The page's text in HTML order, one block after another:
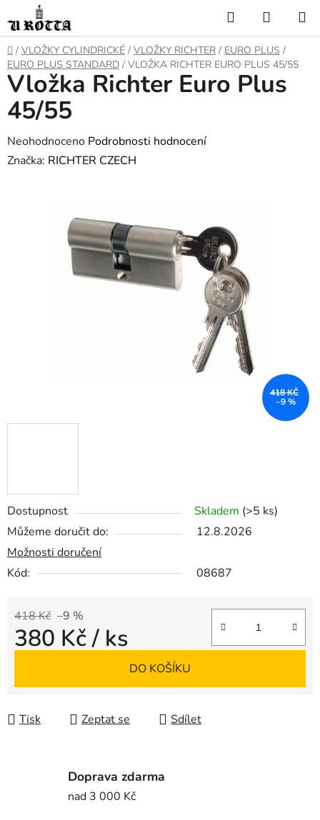
na
obsah
Hledat
KOŠÍK
DOMŮ
/ VLOŽKY CYLINDRICKÉ / VLOŽKY RICHTER / EURO PLUS /
EURO PLUS STANDARD / VLOŽKA RICHTER EURO PLUS 45/55
Dostupnost Skladem (>5 ks)
Můžeme doručit do:
12.8.2026
Možnosti doručení
Kód:
08687
418 Kč –9 %
380 Kč/ ks
DO KOŠÍKU
Tisk Zeptat se Sdílet
Vložka Richter Euro Plus
45/55
Průměrné
hodnocení
Neohodnoceno Podrobnosti hodnocení
Značka: RICHTER CZECH
418 KČ
–9 %
Doprava zdarma
nad 3 000 Kč